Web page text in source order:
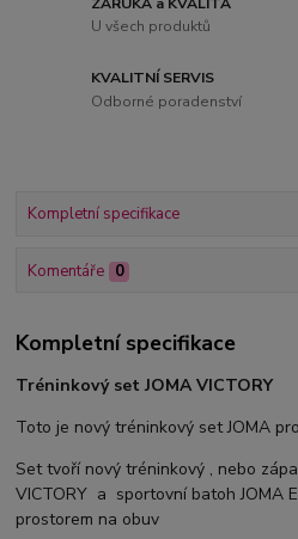
U všech produktů
KVALITNÍ SERVIS
Odborné poradenství
Kompletní specifikace
Komentáře 0
Kompletní specifikace
Tréninkový set JOMA VICTORY
Toto je nový tréninkový set JOMA
Set tvoří nový tréninkový , nebo
VICTORY a sportovní batoh JOMA
prostorem na obuv